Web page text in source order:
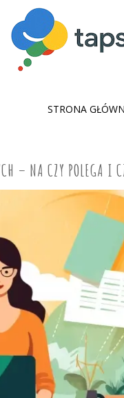
SKIP
STRONA
– NA CZY POLEGA I